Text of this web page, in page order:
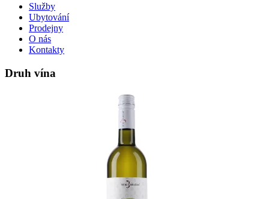
Služby
Ubytování
Prodejny
O nás
Kontakty
Druh vína